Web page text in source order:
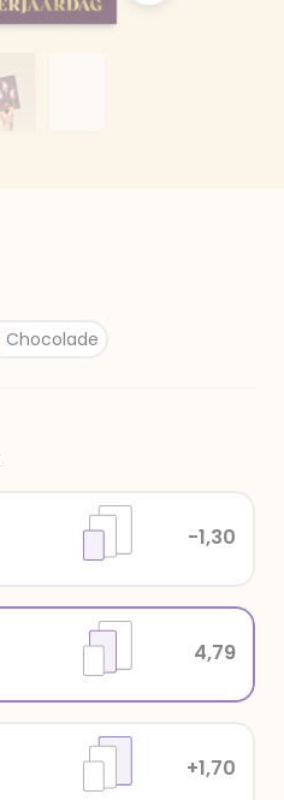
Chocolade
+1,70
4,79
-1,30